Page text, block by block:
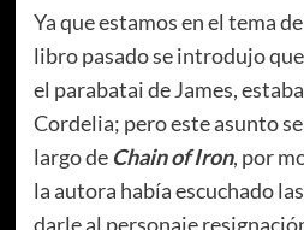
Ya que estamos en el tema
libro pasado se introdujo que
el parabatai de James,
Cordelia; pero este asunto
largo de Chain of Iron, por
la autora había escuchado
darle al personaje